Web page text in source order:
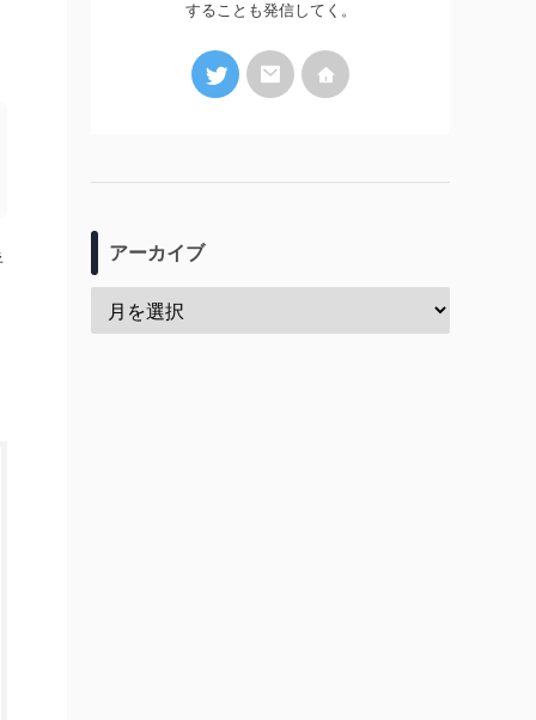
することも発信してく。
アーカイブ